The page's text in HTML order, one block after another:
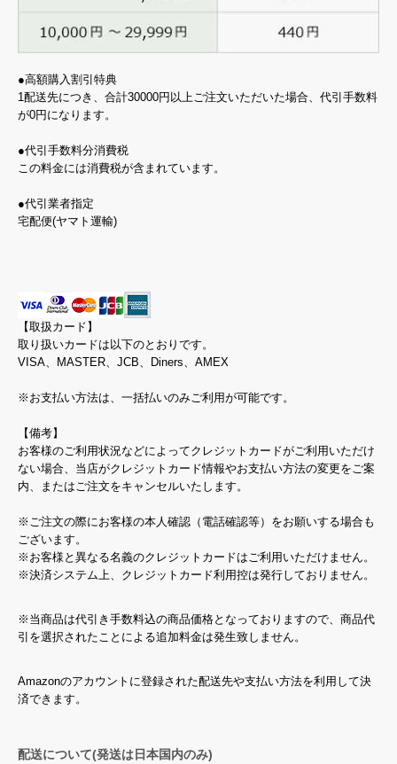
●高額購入割引特典
1配送先につき、合計30000円以上ご注文いただいた場合、代引手数料
が0円になります。
●代引手数料分消費税
この料金には消費税が含まれています。
●代引業者指定
宅配便(ヤマト運輸)
【取扱カード】
取り扱いカードは以下のとおりです。
VISA、MASTER、JCB、Diners、AMEX
※お支払い方法は、一括払いのみご利用が可能です。
【備考】
お客様のご利用状況などによってクレジットカードがご利用いただけ
ない場合、当店がクレジットカード情報やお支払い方法の変更をご案
内、またはご注文をキャンセルいたします。
※ご注文の際にお客様の本人確認（電話確認等）をお願いする場合も
ございます。
※お客様と異なる名義のクレジットカードはご利用いただけません。
※決済システム上、クレジットカード利用控は発行しておりません。
※当商品は代引き手数料込の商品価格となっておりますので、商品代
引を選択されたことによる追加料金は発生致しません。
Amazonのアカウントに登録された配送先や支払い方法を利用して決
済できます。
配送について(発送は日本国内のみ)